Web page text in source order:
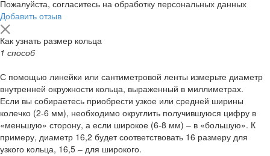
Пожалуйста, согласитесь на обработку персональных данных
Добавить отзыв
Как узнать размер кольца
1 способ
С помощью линейки или сантиметровой ленты измерьте диаметр
внутренней окружности кольца, выраженный в миллиметрах.
Если вы собираетесь приобрести узкое или средней ширины
колечко (2-6 мм), необходимо округлить получившуюся цифру в
«меньшую» сторону, а если широкое (6-8 мм) – в «большую». К
примеру, диаметр 16,2 будет соответствовать 16 размеру для
узкого кольца, 16,5 – для широкого.